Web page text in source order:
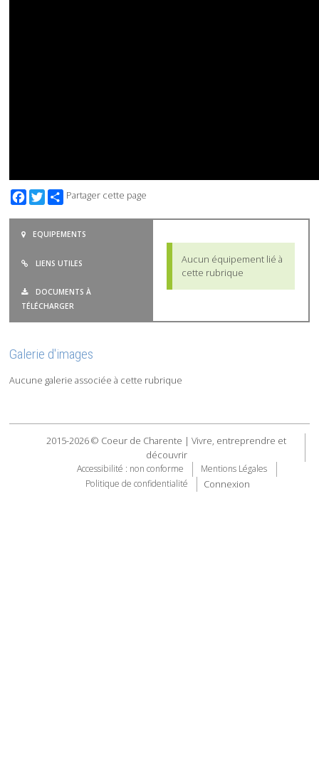
Facebook
TwitterPartager cette page
EQUIPEMENTS
LIENS UTILES
DOCUMENTS À
TÉLÉCHARGER
Aucun équipement lié à
cette rubrique
Galerie d'images
Aucune galerie associée à cette rubrique
2015-2026 © Coeur de Charente | Vivre, entreprendre et
découvrir
Accessibilité : non conforme
Mentions Légales
Politique de confidentialité
Connexion